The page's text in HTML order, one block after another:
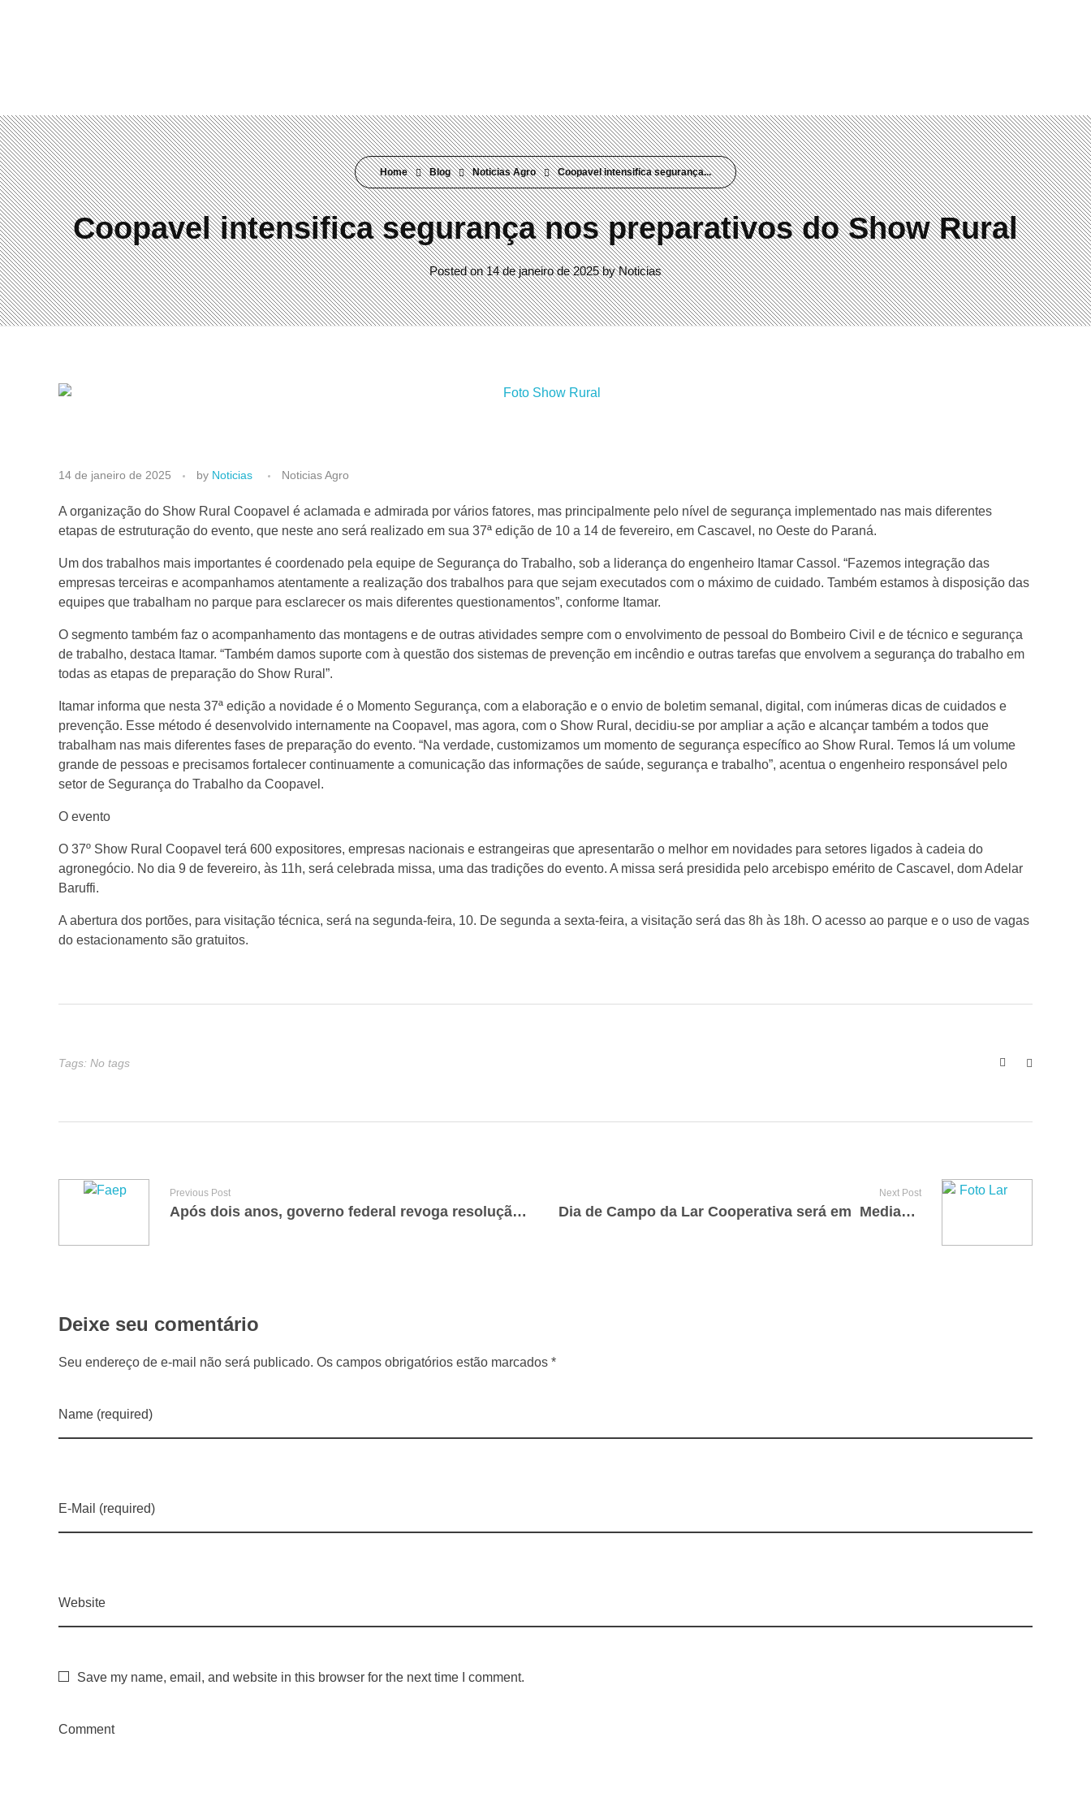
Home Blog Noticias Agro Coopavel intensifica segurança...
Coopavel intensifica segurança nos preparativos do Show Rural
Posted on 14 de janeiro de 2025 by Noticias
C
o
o
p
a
v
e
l
i
n
t
n
s
i
s
e
g
r
a
n
ç
a
n
14 de janeiro de 2025 by Noticias Noticias Agro
A organização do Show Rural Coopavel é aclamada e admirada por vários fatores, mas principalmente pelo nível de segurança implementado nas mais diferentes
etapas de estruturação do evento, que neste ano será realizado em sua 37ª edição de 10 a 14 de fevereiro, em Cascavel, no Oeste do Paraná.
Um dos trabalhos mais importantes é coordenado pela equipe de Segurança do Trabalho, sob a liderança do engenheiro Itamar Cassol. “Fazemos integração das
empresas terceiras e acompanhamos atentamente a realização dos trabalhos para que sejam executados com o máximo de cuidado. Também estamos à disposição das
equipes que trabalham no parque para esclarecer os mais diferentes questionamentos”, conforme Itamar.
O segmento também faz o acompanhamento das montagens e de outras atividades sempre com o envolvimento de pessoal do Bombeiro Civil e de técnico e segurança
de trabalho, destaca Itamar. “Também damos suporte com à questão dos sistemas de prevenção em incêndio e outras tarefas que envolvem a segurança do trabalho em
todas as etapas de preparação do Show Rural”.
Itamar informa que nesta 37ª edição a novidade é o Momento Segurança, com a elaboração e o envio de boletim semanal, digital, com inúmeras dicas de cuidados e
prevenção. Esse método é desenvolvido internamente na Coopavel, mas agora, com o Show Rural, decidiu-se por ampliar a ação e alcançar também a todos que
trabalham nas mais diferentes fases de preparação do evento. “Na verdade, customizamos um momento de segurança específico ao Show Rural. Temos lá um volume
grande de pessoas e precisamos fortalecer continuamente a comunicação das informações de saúde, segurança e trabalho”, acentua o engenheiro responsável pelo
setor de Segurança do Trabalho da Coopavel.
O evento
O 37º Show Rural Coopavel terá 600 expositores, empresas nacionais e estrangeiras que apresentarão o melhor em novidades para setores ligados à cadeia do
agronegócio. No dia 9 de fevereiro, às 11h, será celebrada missa, uma das tradições do evento. A missa será presidida pelo arcebispo emérito de Cascavel, dom Adelar
Baruffi.
A abertura dos portões, para visitação técnica, será na segunda-feira, 10. De segunda a sexta-feira, a visitação será das 8h às 18h. O acesso ao parque e o uso de vagas
do estacionamento são gratuitos.
Tags: No tags
Previous Post
Após dois anos, governo federal revoga resolução que impedia financiamento em áreas embargadas
Next Post
Dia de Campo da Lar Cooperativa será em Medianeira
Deixe seu comentário
Seu endereço de e-mail não será publicado. Os campos obrigatórios estão marcados *
Name (required)
E-Mail (required)
Website
Save my name, email, and website in this browser for the next time I comment.
Comment